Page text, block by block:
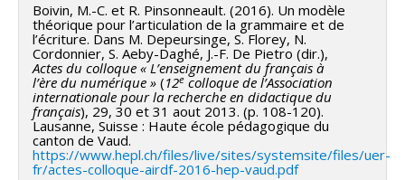
Boivin, M.-C. et R. Pinsonneault. (2016). Un modèle
théorique pour l’articulation de la grammaire et de
l’écriture. Dans M. Depeursinge, S. Florey, N.
Cordonnier, S. Aeby-Daghé, J.-F. De Pietro (dir.),
Actes du colloque « L’enseignement du français à
l’ère du numérique » (12e colloque de l’Association
internationale pour la recherche en didactique du
français), 29, 30 et 31 aout 2013. (p. 108-120).
Lausanne, Suisse : Haute école pédagogique du
canton de Vaud.
https://www.hepl.ch/files/live/sites/systemsite/files/uer-
fr/actes-colloque-airdf-2016-hep-vaud.pdf